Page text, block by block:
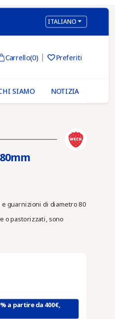
ITALIANO
Carrello(0) Preferiti
NOTIZIA
SIAMO
e guarnizioni di diametro 80
o pastorizzati, sono
a partire da 400€,